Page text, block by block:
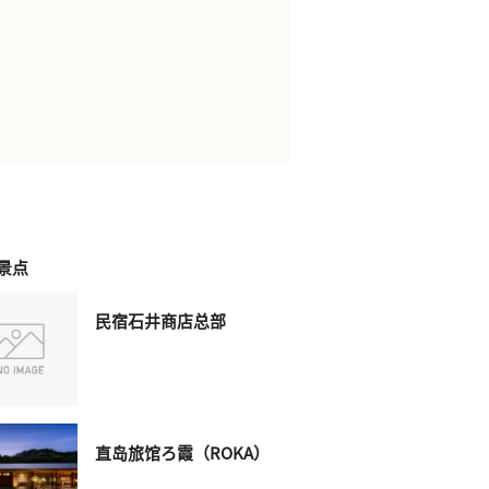
点
民宿石井商店总部
直岛旅馆ろ霞（ROKA）